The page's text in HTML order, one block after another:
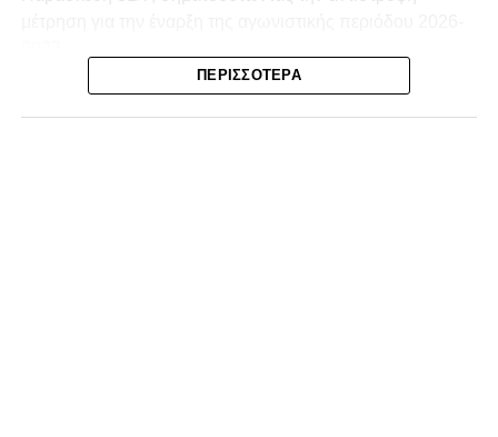
Ο ΠΑΣ Λαμία θα ξεκινήσει τις υποχρεώσεις της για τον 5ο
όμιλο εντός έδρας, αντιμετωπίζοντας τον Κατσαντώνη
ΠΕΡΙΣΣΌΤΕΡΑ